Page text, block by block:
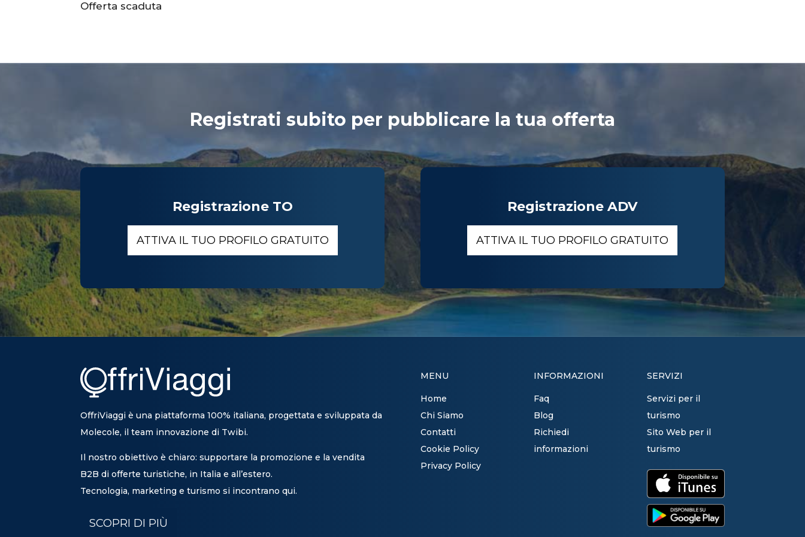
Offerta scaduta
Registrati subito per pubblicare la tua offerta
Registrazione TO
ATTIVA IL TUO PROFILO GRATUITO
Registrazione ADV
ATTIVA IL TUO PROFILO GRATUITO
OffriViaggi è una piattaforma 100% italiana, progettata e sviluppata da
Molecole, il team innovazione di Twibi.
Il nostro obiettivo è chiaro: supportare la promozione e la vendita
B2B di offerte turistiche, in Italia e all’estero.
Tecnologia, marketing e turismo si incontrano qui.
SCOPRI DI PIÙ
MENU
Home
Chi Siamo
Contatti
Cookie Policy
Privacy Policy
INFORMAZIONI
Faq
Blog
Richiedi
informazioni
SERVIZI
Servizi per il
turismo
Sito Web per il
turismo